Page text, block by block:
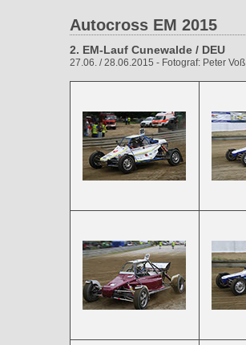
Autocross EM 2015
2. EM-Lauf Cunewalde / DEU
27.06. / 28.06.2015 - Fotograf: Peter Voß